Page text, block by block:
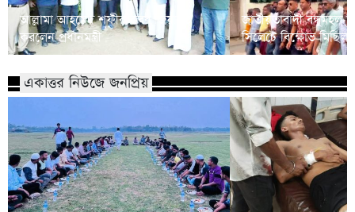
আল্লামা আহমেদ শফীর কবর জিয়ারত
করলেন প্রধানমন্ত্রী
জাতীয়তাবাদী বন্ধুমহল
সিলেটে বিক্ষোভ
একাত্তর নিউজে জনপ্রিয়